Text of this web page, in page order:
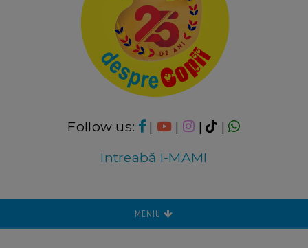
Follow us: | | |
|
Intreabă I-MAMI
MENIU